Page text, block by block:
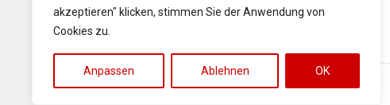
akzeptieren" klicken, stimmen Sie der Anwendung von
Cookies zu.
Anpassen Ablehnen OK
Landgasthof Schwarzer
Adler in Unteroestheim
Der Moarhof in